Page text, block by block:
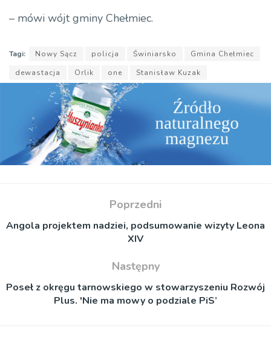
– mówi wójt gminy Chełmiec.
Tagi: Nowy Sącz policja Świniarsko
Gmina Chełmiec
dewastacja
Orlik one Stanisław Kuzak
Poprzedni
Angola projektem nadziei, podsumowanie wizyty Leona
XIV
Następny
Poseł z okręgu tarnowskiego w stowarzyszeniu Rozwój
Plus. 'Nie ma mowy o podziale PiS’